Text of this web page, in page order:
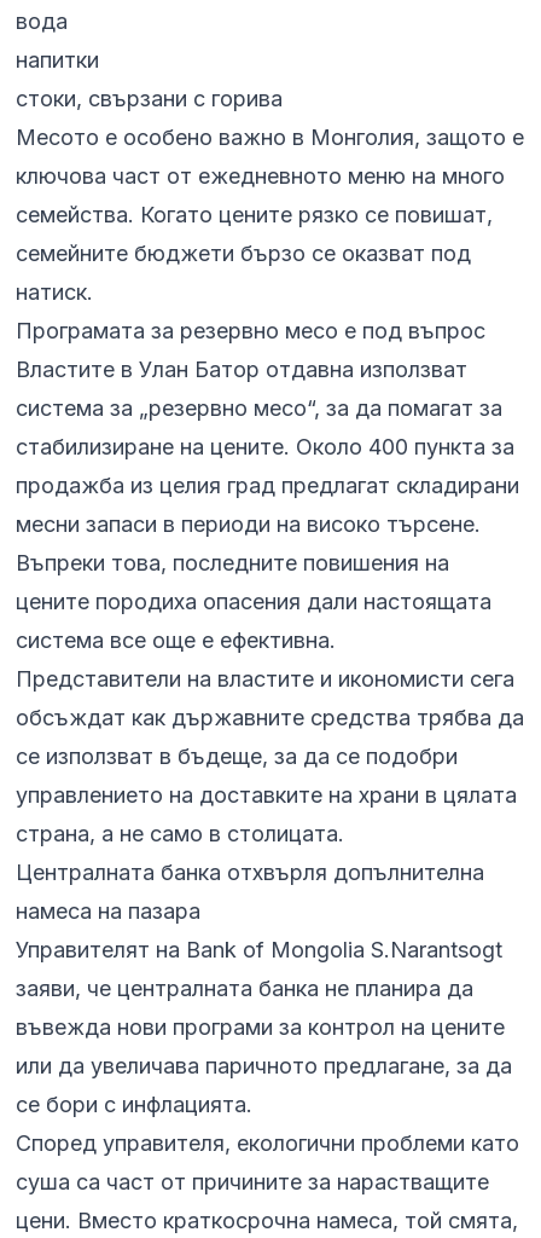
вода
напитки
стоки, свързани с горива
Месото е особено важно в Монголия, защото е
ключова част от ежедневното меню на много
семейства. Когато цените рязко се повишат,
семейните бюджети бързо се оказват под
натиск.
Програмата за резервно месо е под въпрос
Властите в Улан Батор отдавна използват
система за „резервно месо“, за да помагат за
стабилизиране на цените. Около 400 пункта за
продажба из целия град предлагат складирани
месни запаси в периоди на високо търсене.
Въпреки това, последните повишения на
цените породиха опасения дали настоящата
система все още е ефективна.
Представители на властите и икономисти сега
обсъждат как държавните средства трябва да
се използват в бъдеще, за да се подобри
управлението на доставките на храни в цялата
страна, а не само в столицата.
Централната банка отхвърля допълнителна
намеса на пазара
Управителят на Bank of Mongolia S.Narantsogt
заяви, че централната банка не планира да
въвежда нови програми за контрол на цените
или да увеличава паричното предлагане, за да
се бори с инфлацията.
Според управителя, екологични проблеми като
суша са част от причините за нарастващите
цени. Вместо краткосрочна намеса, той смята,